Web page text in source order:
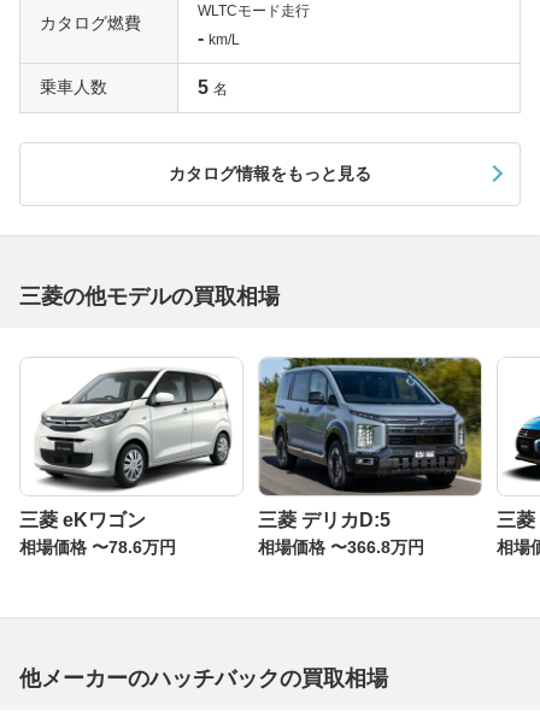
カタログ燃費
WLTCモード走行
- km/L
乗車人数 5 名
カタログ情報をもっと見る
三菱の他モデルの買取相場
三菱 eKワゴン
相場価格 〜78.6万円
三菱 デリカD:5
相場価格 〜366.8万円
三菱
相場
他メーカーのハッチバックの買取相場